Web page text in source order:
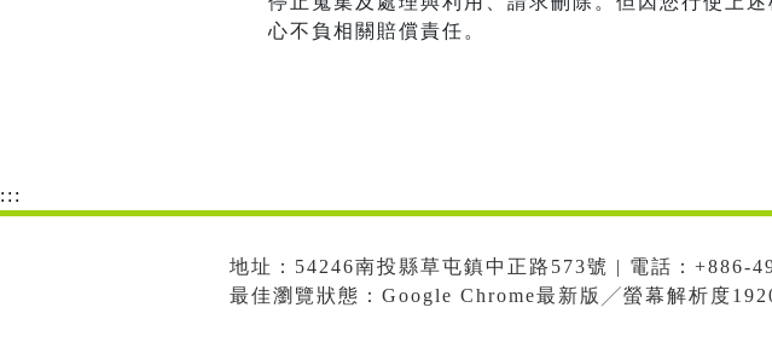
心不負相關賠償責任。
:::
地址：54246南投縣草屯鎮中正路573號 | 電話：+886-
最佳瀏覽狀態：Google Chrome最新版╱螢幕解析度